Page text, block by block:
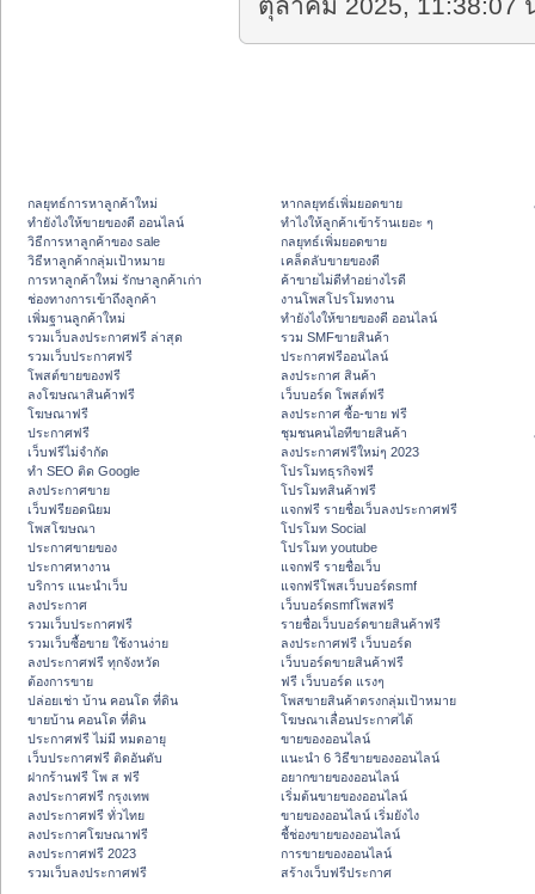
ตุลาคม 2025, 11:38:07
กลยุทธ์การหาลูกค้าใหม่
ทํายังไงให้ขายของดี ออนไลน์
วิธีการหาลูกค้าของ sale
วิธีหาลูกค้ากลุ่มเป้าหมาย
การหาลูกค้าใหม่ รักษาลูกค้าเก่า
ช่องทางการเข้าถึงลูกค้า
เพิ่มฐานลูกค้าใหม่
รวมเว็บลงประกาศฟรี ล่าสุด
รวมเว็บประกาศฟรี
โพสต์ขายของฟรี
ลงโฆษณาสินค้าฟรี
โฆษณาฟรี
ประกาศฟรี
เว็บฟรีไม่จำกัด
ทำ SEO ติด Google
ลงประกาศขาย
เว็บฟรียอดนิยม
โพสโฆษณา
ประกาศขายของ
ประกาศหางาน
บริการ แนะนำเว็บ
ลงประกาศ
รวมเว็บประกาศฟรี
รวมเว็บซื้อขาย ใช้งานง่าย
ลงประกาศฟรี ทุกจังหวัด
ต้องการขาย
ปล่อยเช่า บ้าน คอนโด ที่ดิน
ขายบ้าน คอนโด ที่ดิน
ประกาศฟรี ไม่มี หมดอายุ
เว็บประกาศฟรี ติดอันดับ
ฝากร้านฟรี โพ ส ฟรี
ลงประกาศฟรี กรุงเทพ
ลงประกาศฟรี ทั่วไทย
ลงประกาศโฆษณาฟรี
ลงประกาศฟรี 2023
รวมเว็บลงประกาศฟรี
หากลยุทธ์เพิ่มยอดขาย
ทําไงให้ลูกค้าเข้าร้านเยอะ ๆ
กลยุทธ์เพิ่มยอดขาย
เคล็ดลับขายของดี
ค้าขายไม่ดีทำอย่างไรดี
งานโพสโปรโมทงาน
ทํายังไงให้ขายของดี ออนไลน์
รวม SMFขายสินค้า
ประกาศฟรีออนไลน์
ลงประกาศ สินค้า
เว็บบอร์ด โพสต์ฟรี
ลงประกาศ ซื้อ-ขาย ฟรี
ชุมชนคนไอทีขายสินค้า
ลงประกาศฟรีใหม่ๆ 2023
โปรโมทธุรกิจฟรี
โปรโมทสินค้าฟรี
แจกฟรี รายชื่อเว็บลงประกาศฟรี
โปรโมท Social
โปรโมท youtube
แจกฟรี รายชื่อเว็บ
แจกฟรีโพสเว็บบอร์ดsmf
เว็บบอร์ดsmfโพสฟรี
รายชื่อเว็บบอร์ดขายสินค้าฟรี
ลงประกาศฟรี เว็บบอร์ด
เว็บบอร์ดขายสินค้าฟรี
ฟรี เว็บบอร์ด แรงๆ
โพสขายสินค้าตรงกลุ่มเป้าหมาย
โฆษณาเลื่อนประกาศได้
ขายของออนไลน์
แนะนำ 6 วิธีขายของออนไลน์
อยากขายของออนไลน์
เริ่มต้นขายของออนไลน์
ขายของออนไลน์ เริ่มยังไง
ชี้ช่องขายของออนไลน์
การขายของออนไลน์
สร้างเว็บฟรีประกาศ